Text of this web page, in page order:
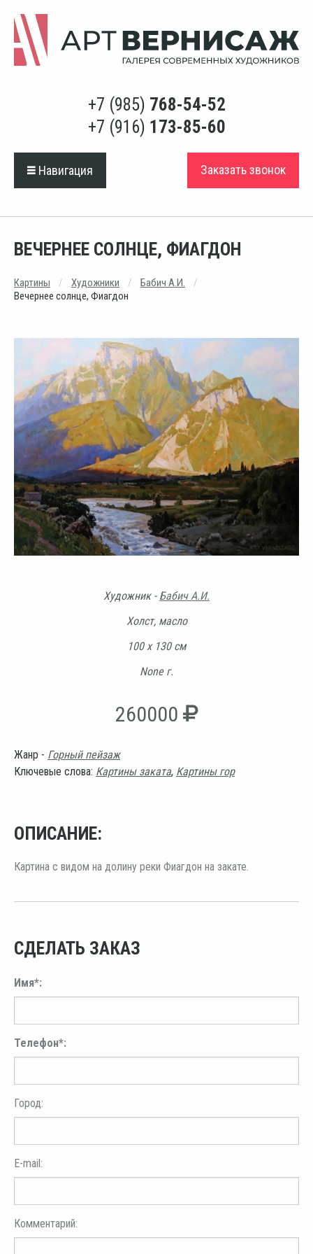
+7 (985) 768-54-52
+7 (916) 173-85-60
Навигация Заказать звонок
ВЕЧЕРНЕЕ СОЛНЦЕ, ФИАГДОН
Картины Художники
Бабич А.И.
Вечернее солнце, Фиагдон
Художник - Бабич А.И.
Холст, масло
100 х 130 см
None г.
260000
Жанр - Горный пейзаж
Ключевые слова: Картины заката, Картины гор
ОПИСАНИЕ:
Картина с видом на долину реки Фиагдон на закате.
СДЕЛАТЬ ЗАКАЗ
Имя*:
Телефон*:
Город:
E-mail:
Комментарий: